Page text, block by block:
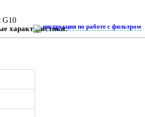
G10
характеристики:инструкция по работе с фильтром